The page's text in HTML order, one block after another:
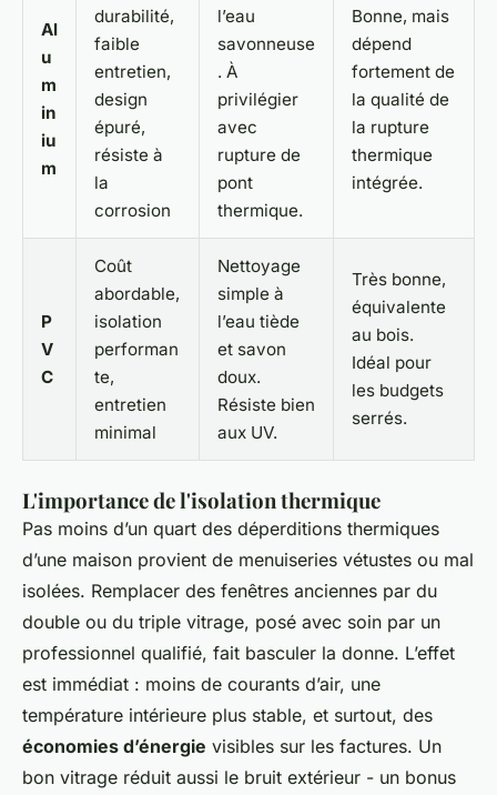
Al
u
m
in
iu
m
durabilité,
faible
entretien,
design
épuré,
résiste à
la
corrosion
l’eau
savonneuse
. À
privilégier
avec
rupture de
pont
thermique.
Bonne, mais
dépend
fortement de
la qualité de
la rupture
thermique
intégrée.
P
V
C
Coût
abordable,
isolation
performan
te,
entretien
minimal
Nettoyage
simple à
l’eau tiède
et savon
doux.
Résiste bien
aux UV.
Très bonne,
équivalente
au bois.
Idéal pour
les budgets
serrés.
L'importance de l'isolation thermique
Pas moins d’un quart des déperditions thermiques
d’une maison provient de menuiseries vétustes ou mal
isolées. Remplacer des fenêtres anciennes par du
double ou du triple vitrage, posé avec soin par un
professionnel qualifié, fait basculer la donne. L’effet
est immédiat : moins de courants d’air, une
température intérieure plus stable, et surtout, des
économies d’énergie visibles sur les factures. Un
bon vitrage réduit aussi le bruit extérieur - un bonus